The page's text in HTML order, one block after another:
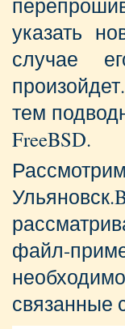
указать
случае
тем
FreeBSD.
файл-
связанные